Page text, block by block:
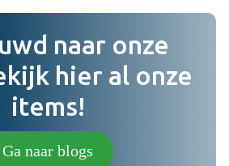
naar onze
hier al onze
items!
Ga naar blogs